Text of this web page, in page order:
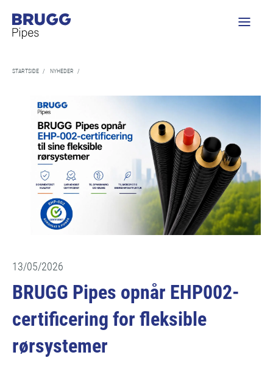
STARTSIDE / NYHEDER /
13/05/2026
BRUGG Pipes opnår EHP002-
certificering for fleksible
rørsystemer